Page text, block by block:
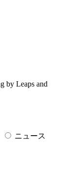
ニュース